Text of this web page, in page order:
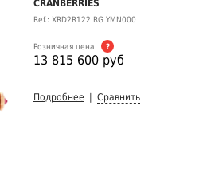
CRANBERRIES
Ref.: XRD2R122 RG YMN000
Розничная цена ?
13 815 600 руб
Подробнее Сравнить